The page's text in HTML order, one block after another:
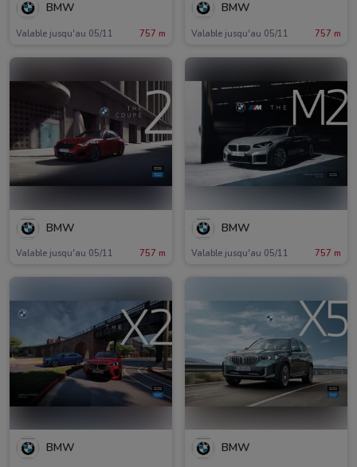
BMW
Valable jusqu'au 05/11 757 m
BMW
Valable jusqu'au 05/11 757 m
BMW
Valable jusqu'au 05/11 757 m
BMW
Valable jusqu'au 05/11 757 m
BMW BMW